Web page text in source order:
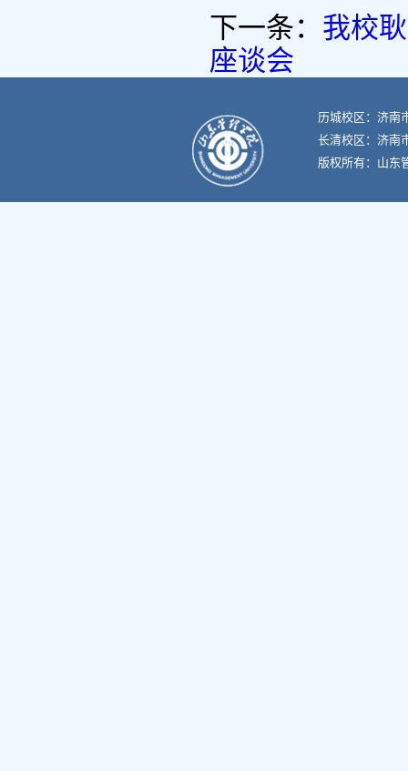
下一条： 我校
座谈会
历城校区：济
长清校区：济
版权所有：山东